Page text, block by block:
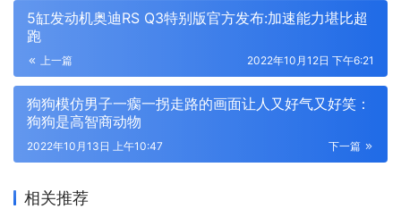
5缸发动机奥迪RS Q3特别版官方发布:加速能力堪比超
跑
上一篇 2022年10月12日 下午6:21
狗狗模仿男子一瘸一拐走路的画面让人又好气又好笑：
狗狗是高智商动物
下一篇
2022年10月13日 上午10:47
相关推荐